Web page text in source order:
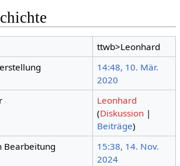
ttwb>Leonhard
14:48, 10. Mär.
2020
Leonhard
(Diskussion |
Beiträge)
Bearbeitung
15:38, 14. Nov.
2024